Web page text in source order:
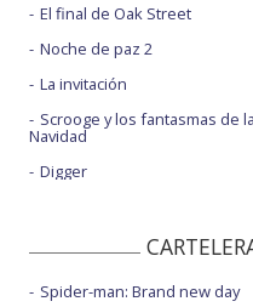
El final de Oak Street
Noche de paz 2
La invitación
Scrooge y los fantasmas de la
Navidad
Digger
Spider-man: Brand new day